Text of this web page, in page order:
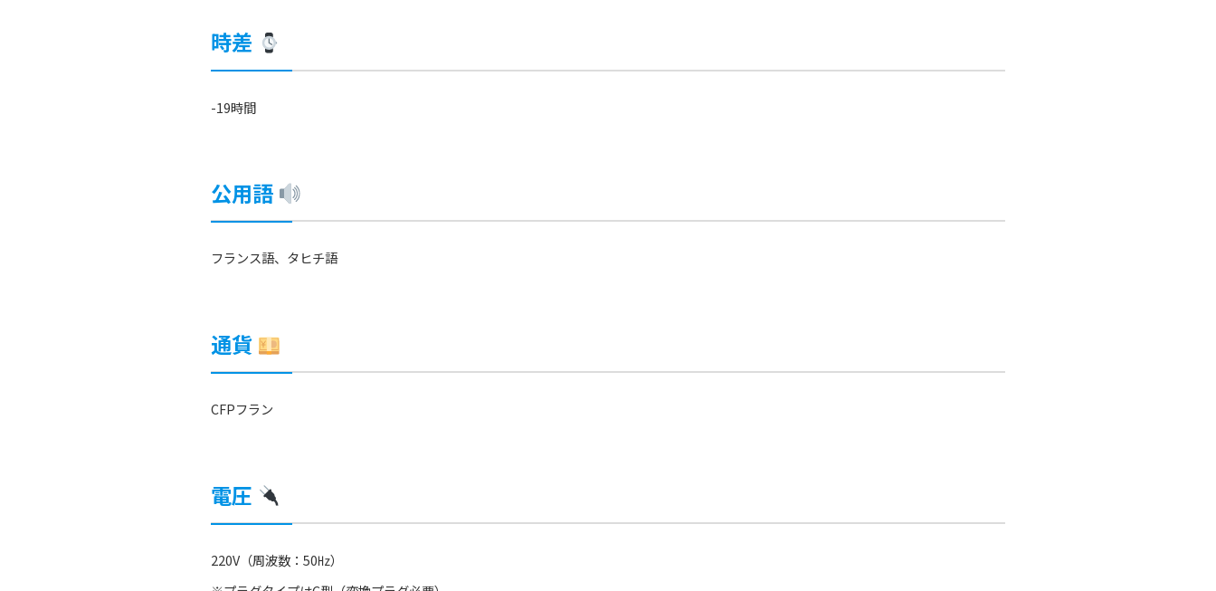
時差
-19時間
公用語
フランス語、タヒチ語
通貨
CFPフラン
電圧
220V（周波数：50㎐）